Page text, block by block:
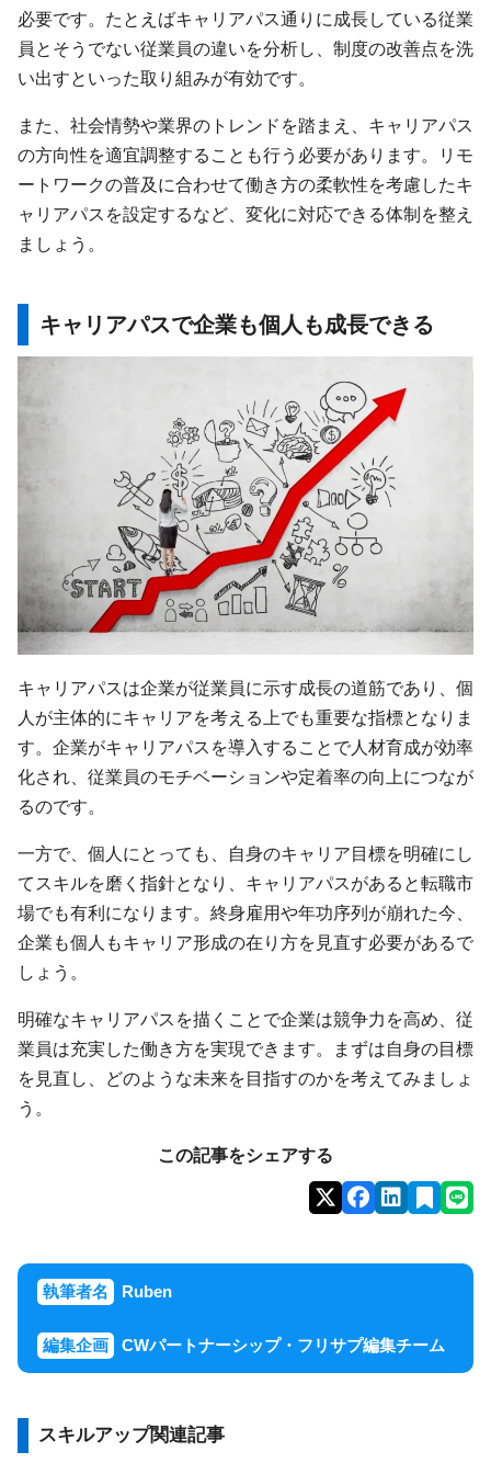
必要です。たとえばキャリアパス通りに成長している従業
員とそうでない従業員の違いを分析し、制度の改善点を洗
い出すといった取り組みが有効です。
また、社会情勢や業界のトレンドを踏まえ、キャリアパス
の方向性を適宜調整することも行う必要があります。リモ
ートワークの普及に合わせて働き方の柔軟性を考慮したキ
ャリアパスを設定するなど、変化に対応できる体制を整え
ましょう。
キャリアパスで企業も個人も成長できる
キャリアパスは企業が従業員に示す成長の道筋であり、個
人が主体的にキャリアを考える上でも重要な指標となりま
す。企業がキャリアパスを導入することで人材育成が効率
化され、従業員のモチベーションや定着率の向上につなが
るのです。
一方で、個人にとっても、自身のキャリア目標を明確にし
てスキルを磨く指針となり、キャリアパスがあると転職市
場でも有利になります。終身雇用や年功序列が崩れた今、
企業も個人もキャリア形成の在り方を見直す必要があるで
しょう。
明確なキャリアパスを描くことで企業は競争力を高め、従
業員は充実した働き方を実現できます。まずは自身の目標
を見直し、どのような未来を目指すのかを考えてみましょ
う。
この記事をシェアする
執筆者名 Ruben
編集企画 CWパートナーシップ・フリサプ編集チーム
スキルアップ関連記事